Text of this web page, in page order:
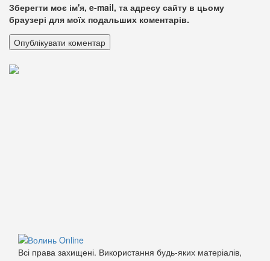
Зберегти моє ім'я, e-mail, та адресу сайту в цьому
браузері для моїх подальших коментарів.
Всі права захищені. Використання будь-яких матеріалів,